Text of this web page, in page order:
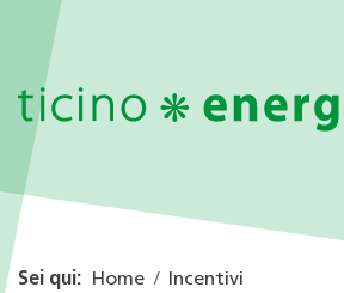
Sei qui: Home
Incentivi